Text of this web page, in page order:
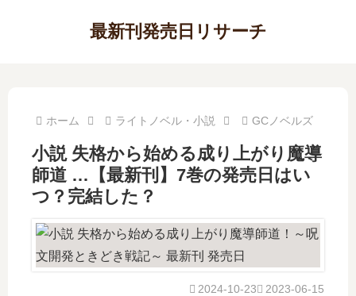
最新刊発売日リサーチ
ホーム ライトノベル・小説 GCノベルズ
小説 失格から始める成り上がり魔導
師道 …【最新刊】7巻の発売日はい
つ？完結した？
2023-06-15
2024-10-23